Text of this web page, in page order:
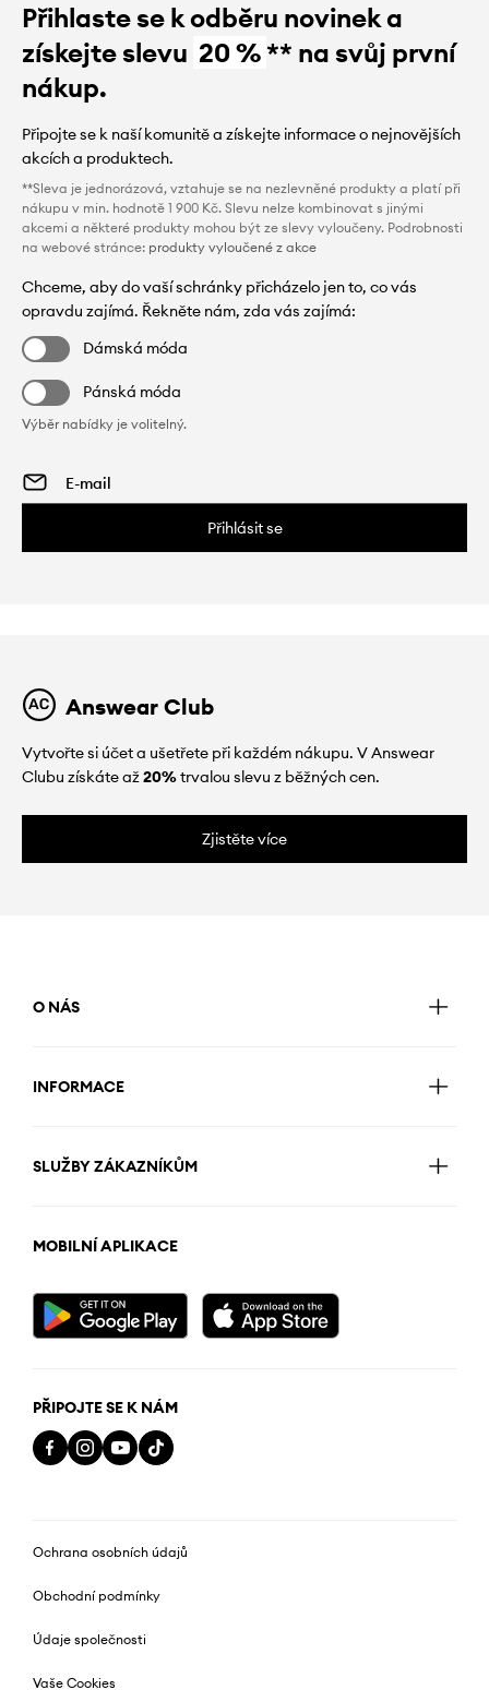
Přihlaste se k odběru novinek a
získejte slevu 20 %** na svůj první
nákup.
Připojte se k naší komunitě a získejte informace o nejnovějších
akcích a produktech.
**Sleva je jednorázová, vztahuje se na nezlevněné produkty a platí při
nákupu v min. hodnotě 1 900 Kč. Slevu nelze kombinovat s jinými
akcemi a některé produkty mohou být ze slevy vyloučeny. Podrobnosti
na webové stránce: produkty vyloučené z akce
Chceme, aby do vaší schránky přicházelo jen to, co vás
opravdu zajímá. Řekněte nám, zda vás zajímá:
Dámská móda
Pánská móda
Výběr nabídky je volitelný.
Přihlásit se
Answear Club
Vytvořte si účet a ušetřete při každém nákupu. V Answear
Clubu získáte až20%trvalou slevu z běžných cen.
Zjistěte více
O NÁS
INFORMACE
SLUŽBY ZÁKAZNÍKŮM
MOBILNÍ APLIKACE
PŘIPOJTE SE K NÁM
Ochrana osobních údajů
Obchodní podmínky
Údaje společnosti
Vaše Cookies